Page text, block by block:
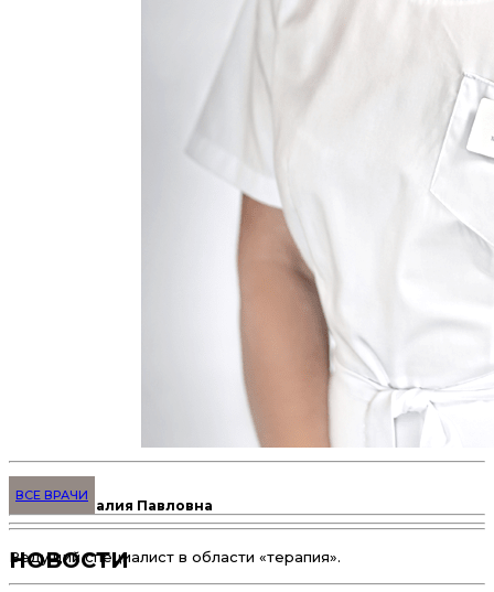
Терапевт
Тигина Наталия Павловна
Ведущий специалист в области «терапия».
ВСЕ ВРАЧИ
НОВОСТИ